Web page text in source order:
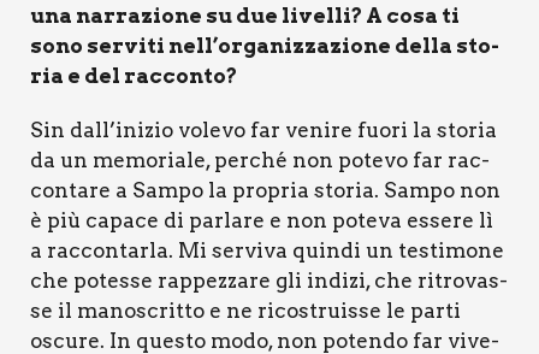
una nar­ra­zio­ne su due livel­li? A cosa ti
sono ser­vi­ti nell’organizzazione del­la sto­
ria e del rac­con­to?
Sin dall’inizio vole­vo far veni­re fuo­ri la sto­ria
da un memo­ria­le, per­ché non pote­vo far rac­
con­ta­re a Sam­po la pro­pria sto­ria. Sam­po non
è più capa­ce di par­la­re e non pote­va esse­re lì
a rac­con­tar­la. Mi ser­vi­va quin­di un testi­mo­ne
che potes­se rap­pez­za­re gli indi­zi, che ritro­vas­
se il mano­scrit­to e ne rico­struis­se le par­ti
oscu­re. In que­sto modo, non poten­do far vive­